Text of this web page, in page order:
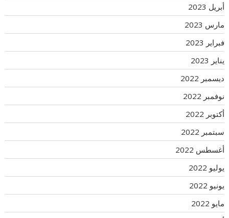
أبريل 2023
مارس 2023
فبراير 2023
يناير 2023
ديسمبر 2022
نوفمبر 2022
أكتوبر 2022
سبتمبر 2022
أغسطس 2022
يوليو 2022
يونيو 2022
مايو 2022